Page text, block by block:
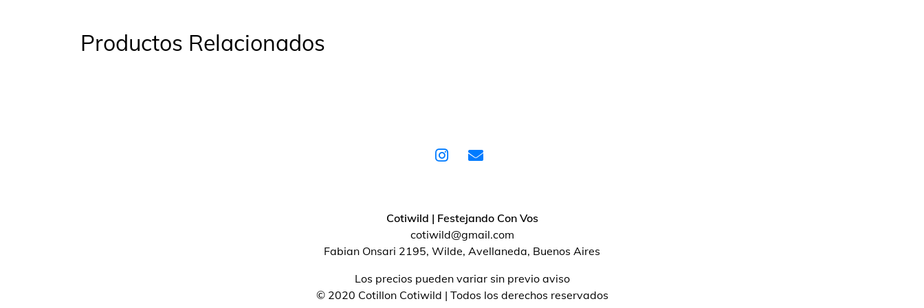
Productos Relacionados
Cotiwild | Festejando Con Vos
cotiwild@gmail.com
Fabian Onsari 2195, Wilde, Avellaneda, Buenos Aires
Los precios pueden variar sin previo aviso
© 2020 Cotillon Cotiwild | Todos los derechos reservados